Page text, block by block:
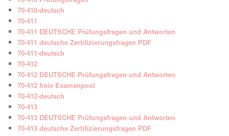
70-410-deutsch
70-411
70-411 DEUTSCHE Prüfungsfragen und Antworten
70-411 deutsche Zertifizierungsfragen PDF
70-411-deutsch
70-412
70-412 DEUTSCHE Prüfungsfragen und Antworten
70-412 freie Examenpool
70-412-deutsch
70-413
70-413 DEUTSCHE Prüfungsfragen und Antworten
70-413 deutsche Zertifizierungsfragen PDF